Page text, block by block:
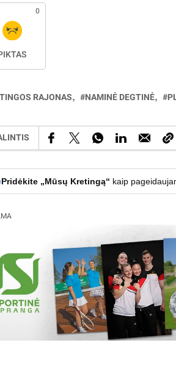
0
RAJONAS NAMINĖ DEGTINĖ
Pridėkite „Mūsų Kretingą“ kaip